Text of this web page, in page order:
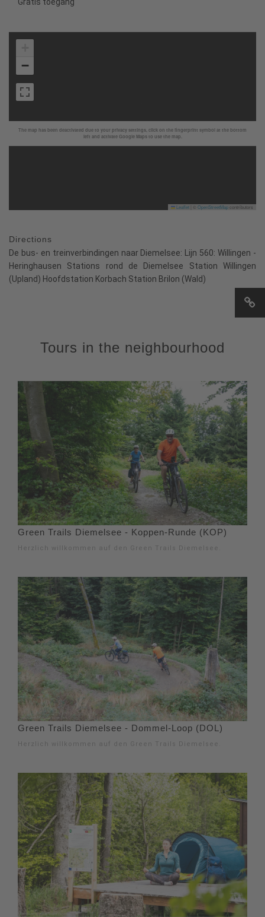
The map has been deactivated due to your privacy settings, click on the fingerprint symbol at the bottom
left and activate Google Maps to use the map.
−
Leaflet OpenStreetMapcontributors
Directions
De bus- en treinverbindingen naar Diemelsee: Lijn 560: Willingen -
Heringhausen Stations rond de Diemelsee Station Willingen
(Upland) Hoofdstation Korbach Station Brilon (Wald)
Tours in the neighbourhood
Green Trails Diemelsee - Koppen-Runde (KOP)
Herzlich willkommen auf den Green Trails Diemelsee.
Green Trails Diemelsee - Dommel-Loop (DOL)
Herzlich willkommen auf den Green Trails Diemelsee.